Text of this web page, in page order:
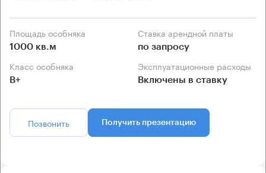
Площадь особняка
1000 кв.м
Ставка арендной платы
по запросу
Класс особняка
B+
Эксплуатационные расходы
Включены в ставку
Позвонить Получить презентацию